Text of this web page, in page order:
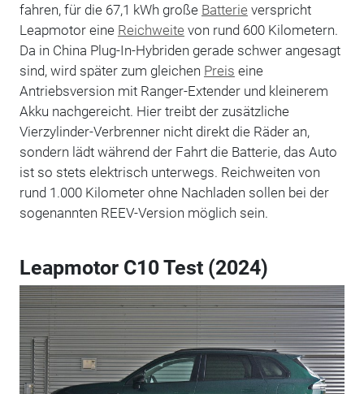
fahren, für die 67,1 kWh große Batterie verspricht
Leapmotor eine Reichweite von rund 600 Kilometern.
Da in China Plug-In-Hybriden gerade schwer angesagt
sind, wird später zum gleichen Preis eine
Antriebsversion mit Ranger-Extender und kleinerem
Akku nachgereicht. Hier treibt der zusätzliche
Vierzylinder-Verbrenner nicht direkt die Räder an,
sondern lädt während der Fahrt die Batterie, das Auto
ist so stets elektrisch unterwegs. Reichweiten von
rund 1.000 Kilometer ohne Nachladen sollen bei der
sogenannten REEV-Version möglich sein.
Leapmotor C10 Test (2024)